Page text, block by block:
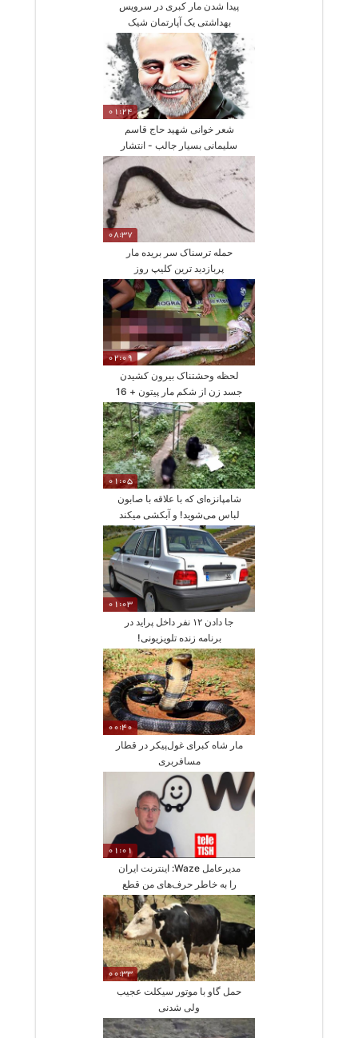
پیدا شدن مار کبری در سرویس
بهداشتی یک آپارتمان شیک
01:24
شعر خوانی شهید حاج قاسم
سلیمانی بسیار جالب - انتشار
برای نخستین بار
08:37
حمله ترسناک سر بریده مار
پربازدید ترین کلیپ روز
02:09
لحظه وحشتناک بیرون کشیدن
جسد زن از شکم مار پیتون + 16
01:05
شامپانزه‌ای که با علاقه با صابون
لباس می‌شوید! و آبکشی میکند
01:03
جا دادن ۱۲ نفر داخل پراید در
برنامه زنده تلویزیونی!
00:40
مار شاه کبرای غول‌پیکر در قطار
مسافربری
01:01
مدیرعامل Waze: اینترنت ایران
را به خاطر حرف‌های من قطع
کردند!
00:33
حمل گاو با موتور سیکلت عجیب
ولی شدنی